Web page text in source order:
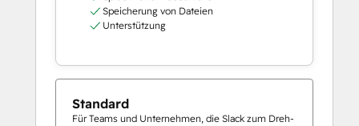
Speicherung von Dateien
Unterstützung
Standard
Für Teams und Unternehmen, die Slack zum Dreh-